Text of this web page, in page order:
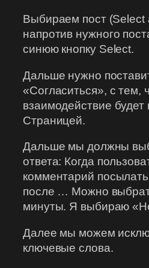
Выбираем пост
напротив нужного
синюю кнопку Select.
Дальше нужно
«Согласиться», с тем,
взаимодействие
Страницей.
Дальше мы должны
ответа: Когда
комментарий
после … Можно
минуты. Я выбираю
Далее мы можем
ключевые слова.